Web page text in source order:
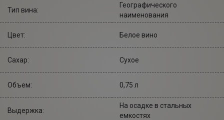
Тип вина:
Географического
наименования
Цвет: Белое вино
Сахар: Сухое
Объем: 0,75 л
Выдержка:
На осадке в стальных
емкостях